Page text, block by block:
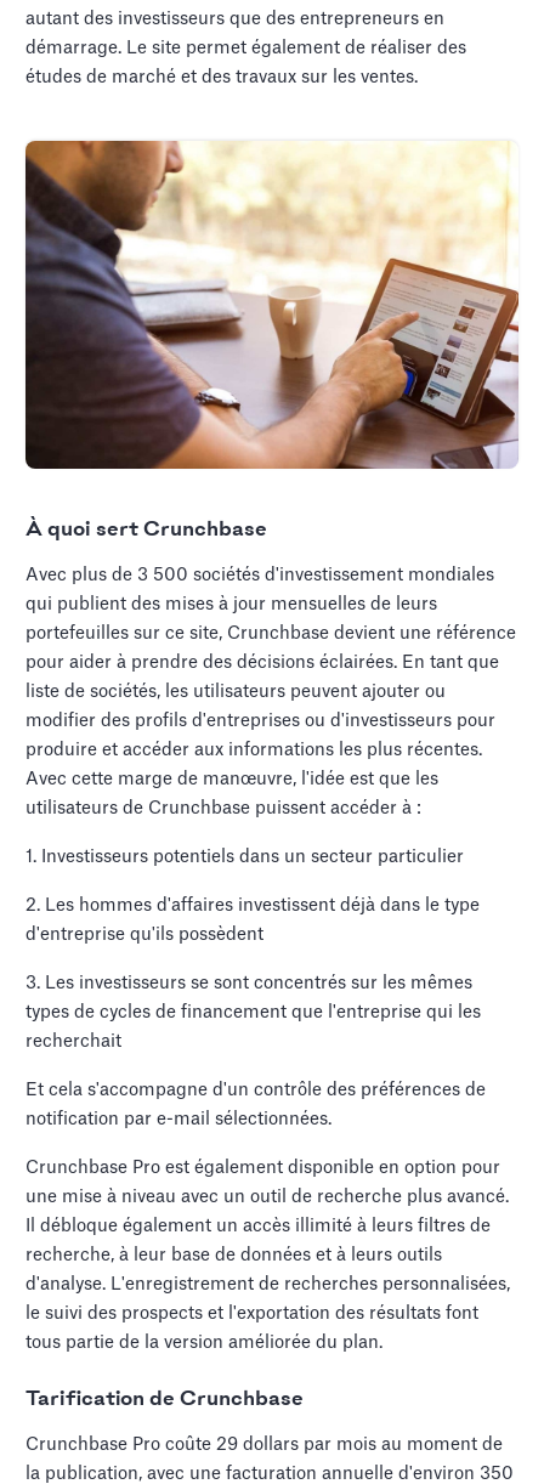
autant des investisseurs que des entrepreneurs en
démarrage. Le site permet également de réaliser des
études de marché et des travaux sur les ventes.
À quoi sert Crunchbase
Avec plus de 3 500 sociétés d'investissement mondiales
qui publient des mises à jour mensuelles de leurs
portefeuilles sur ce site, Crunchbase devient une référence
pour aider à prendre des décisions éclairées. En tant que
liste de sociétés, les utilisateurs peuvent ajouter ou
modifier des profils d'entreprises ou d'investisseurs pour
produire et accéder aux informations les plus récentes.
Avec cette marge de manœuvre, l'idée est que les
utilisateurs de Crunchbase puissent accéder à :
1. Investisseurs potentiels dans un secteur particulier
2. Les hommes d'affaires investissent déjà dans le type
d'entreprise qu'ils possèdent
3. Les investisseurs se sont concentrés sur les mêmes
types de cycles de financement que l'entreprise qui les
recherchait
Et cela s'accompagne d'un contrôle des préférences de
notification par e-mail sélectionnées.
Crunchbase Pro est également disponible en option pour
une mise à niveau avec un outil de recherche plus avancé.
Il débloque également un accès illimité à leurs filtres de
recherche, à leur base de données et à leurs outils
d'analyse. L'enregistrement de recherches personnalisées,
le suivi des prospects et l'exportation des résultats font
tous partie de la version améliorée du plan.
Tarification de Crunchbase
Crunchbase Pro coûte 29 dollars par mois au moment de
la publication, avec une facturation annuelle d'environ 350